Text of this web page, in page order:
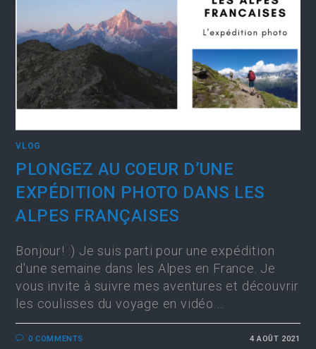
VLOG
PLONGEZ AU COEUR D’UNE
EXPÉDITION PHOTO DANS LES
ALPES FRANÇAISES
Bonjour! :) Je suis parti pour une expédition
d'une semaine dans les Alpes en France. Je
vous invite à suivre mes aventures et découvrir
les coulisses du voyage en vidéo.…
0 COMMENTS 4 AOÛT 2021